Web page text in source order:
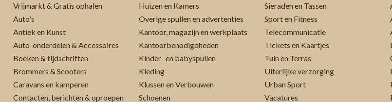
Vrijmarkt & Gratis ophalen
Auto's
Antiek en Kunst
Auto-onderdelen & Accessoires
Boeken & tijdschriften
Brommers & Scooters
Caravans en kamperen
Contacten, berichten & oproepen
Huizen en Kamers
Overige spullen en advertenties
Kantoor, magazijn en werkplaats
Kantoorbenodigdheden
Kinder- en babyspullen
Kleding
Klussen en Verbouwen
Schoenen
Sieraden en Tassen
Sport en Fitness
Telecommunicatie
Tickets en Kaartjes
Tuin en Terras
Uiterlijke verzorging
Urban Sport
Vacatures